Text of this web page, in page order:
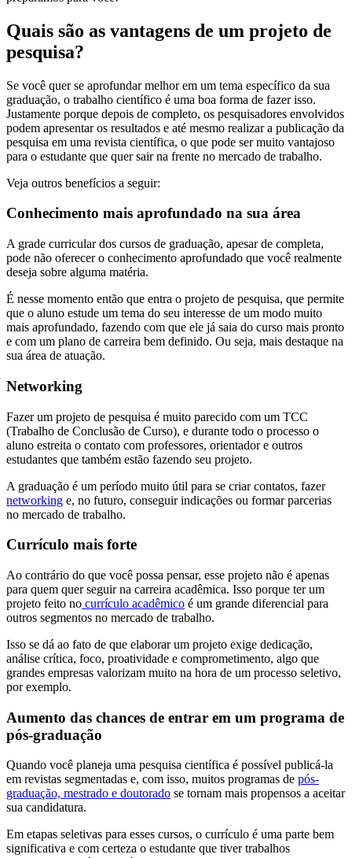
Quais são as vantagens de um projeto de
pesquisa?
Se você quer se aprofundar melhor em um tema específico da sua
graduação, o trabalho científico é uma boa forma de fazer isso.
Justamente porque depois de completo, os pesquisadores envolvidos
podem apresentar os resultados e até mesmo realizar a publicação da
pesquisa em uma revista científica, o que pode ser muito vantajoso
para o estudante que quer sair na frente no mercado de trabalho.
Veja outros benefícios a seguir:
Conhecimento mais aprofundado na sua área
A grade curricular dos cursos de graduação, apesar de completa,
pode não oferecer o conhecimento aprofundado que você realmente
deseja sobre alguma matéria.
É nesse momento então que entra o projeto de pesquisa, que permite
que o aluno estude um tema do seu interesse de um modo muito
mais aprofundado, fazendo com que ele já saia do curso mais pronto
e com um plano de carreira bem definido. Ou seja, mais destaque na
sua área de atuação.
Networking
Fazer um projeto de pesquisa é muito parecido com um TCC
(Trabalho de Conclusão de Curso), e durante todo o processo o
aluno estreita o contato com professores, orientador e outros
estudantes que também estão fazendo seu projeto.
A graduação é um período muito útil para se criar contatos, fazer
networking e, no futuro, conseguir indicações ou formar parcerias
no mercado de trabalho.
Currículo mais forte
Ao contrário do que você possa pensar, esse projeto não é apenas
para quem quer seguir na carreira acadêmica. Isso porque ter um
projeto feito no currículo acadêmico é um grande diferencial para
outros segmentos no mercado de trabalho.
Isso se dá ao fato de que elaborar um projeto exige dedicação,
análise crítica, foco, proatividade e comprometimento, algo que
grandes empresas valorizam muito na hora de um processo seletivo,
por exemplo.
Aumento das chances de entrar em um programa de
pós-graduação
Quando você planeja uma pesquisa científica é possível publicá-la
em revistas segmentadas e, com isso, muitos programas de pós-
graduação, mestrado e doutorado se tornam mais propensos a aceitar
sua candidatura.
Em etapas seletivas para esses cursos, o currículo é uma parte bem
significativa e com certeza o estudante que tiver trabalhos